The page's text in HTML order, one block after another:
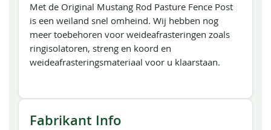
Met de Original Mustang Rod Pasture Fence Post
is een weiland snel omheind. Wij hebben nog
meer toebehoren voor weideafrasteringen zoals
ringisolatoren, streng en koord en
weideafrasteringsmateriaal voor u klaarstaan.
Fabrikant Info